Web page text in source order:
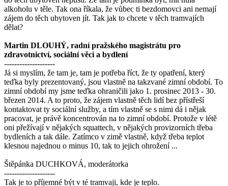
alkoholu v těle. Tak ona říkala, že vůbec ti bezdomovci ani nemají
zájem do těch ubytoven jít. Tak jak to chcete v těch tramvajích
dělat?
Martin DLOUHÝ, radní pražského magistrátu pro
zdravotnictví, sociální věci a bydlení
--------------------
Já si myslím, že tam je, tam je potřeba říct, že ty opatření, který
teďka byly prezentovaný, jsou vlastně na takzvané zimní období. To
zimní období my jsme teďka ohraničili jako 1. prosinec 2013 - 30.
březen 2014. A to proto, že zájem vlastně těch lidí bez přístřeší
kontaktovat ty sociální služby, a tím vlastně se s nimi dá i nějak
pracovat, je právě koncentrován na to zimní období. Protože v létě
oni přežívají v nějakých squattech, v nějakých provizorních třeba
bydleních a tak dále. Zatímco v zimě vlastně, když třeba teplot
klesnou najednou o minus 10, tak to jejich ohrožení ...
Štěpánka DUCHKOVÁ, moderátorka
--------------------
Tak je to příjemné být v té tramvaji, kde je teplo.